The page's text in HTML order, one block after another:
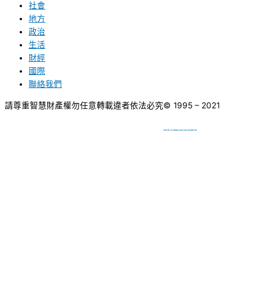
社會
地方
政治
生活
財經
國際
聯絡我們
請尊重智慧財產權勿任意轉載違者依法必究© 1995 – 2021